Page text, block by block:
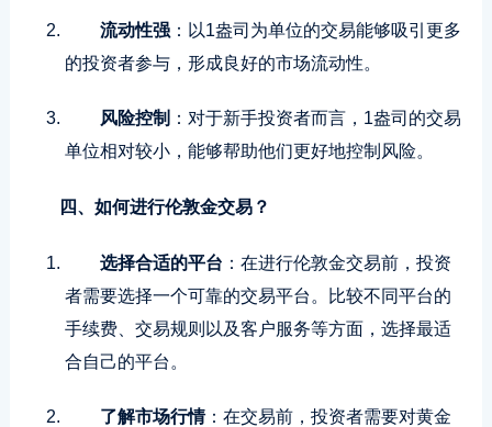
流动性强：以1盎司为单位的交易能够吸引更多
的投资者参与，形成良好的市场流动性。
风险控制 ：对于新手投资者而言，1盎司的交易
单位相对较小，能够帮助他们更好地控制风险。
四、如何进行伦敦金交易？
选择合适的平台 ：在进行伦敦金交易前，投资
者需要选择一个可靠的交易平台。比较不同平台的
手续费、交易规则以及客户服务等方面，选择最适
合自己的平台。
了解市场行情：在交易前，投资者需要对黄金